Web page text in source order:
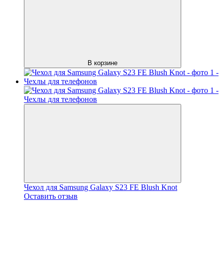
В корзине
Чехол для Samsung Galaxy S23 FE Blush Knot
Оставить отзыв